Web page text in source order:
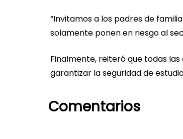
“Invitamos a los padres de
solamente ponen en riesgo al
Finalmente, reiteró que todas
garantizar la seguridad de
Comentarios